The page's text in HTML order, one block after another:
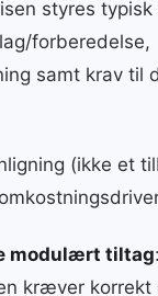
styres
forberedelse,
samt krav til
(ikke et
modulært tiltag
kræver korrekt